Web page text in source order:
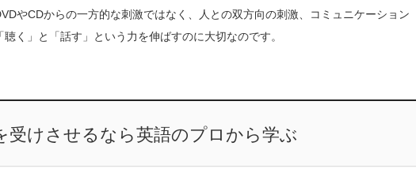
やCDからの一方的な刺激ではなく、人との双方向の刺激、コミュニケーション
く」と「話す」という力を伸ばすのに大切なのです。
受けさせるなら英語のプロから学ぶ